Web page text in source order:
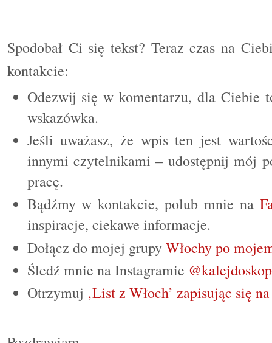
Spodobał Ci się tekst? Teraz czas na
kontakcie:
Odezwij się w komentarzu, dla Ciebie
wskazówka.
Jeśli uważasz, że wpis ten jest
innymi czytelnikami – udostępnij mój
pracę.
Bądźmy w kontakcie, polub mnie na
inspiracje, ciekawe informacje.
Dołącz do mojej grupyWłochy po
Śledź mnie na Instagramie
Otrzymuj ‚List z Włoch’ zapisując się